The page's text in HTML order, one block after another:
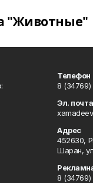
"Животные"
Телефон
8 (34769)
Эл. почта
Адрес
452630,
Шаран,
8